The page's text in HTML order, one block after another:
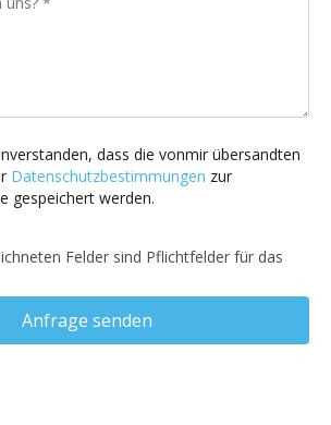
dass die vonmir übersandten
Datenschutzbestimmungen zur
gespeichert werden.
Felder sind Pflichtfelder für das
Anfrage senden